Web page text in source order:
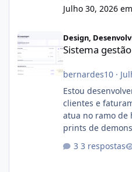
Julho 30, 2026
Design,
Sistema
bernardes10·
Estou
clientes e
atua no ramo de
prints de
com cerca de
3 respostas